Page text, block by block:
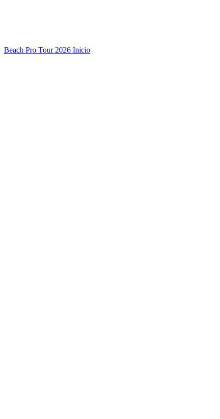
Beach Pro Tour 2026 Inicio